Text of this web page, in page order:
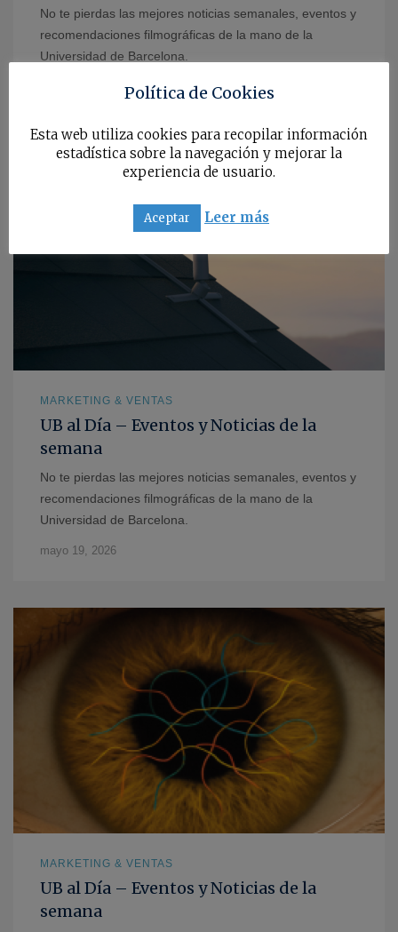
No te pierdas las mejores noticias semanales, eventos y
recomendaciones filmográficas de la mano de la
Universidad de Barcelona.
MARKETING & VENTAS
UB al Día – Eventos y Noticias de la
semana
No te pierdas las mejores noticias semanales, eventos y
recomendaciones filmográficas de la mano de la
Universidad de Barcelona.
mayo 19, 2026
MARKETING & VENTAS
UB al Día – Eventos y Noticias de la
semana
Política de Cookies
Esta web utiliza cookies para recopilar información
estadística sobre la navegación y mejorar la
experiencia de usuario.
Aceptar Leer más